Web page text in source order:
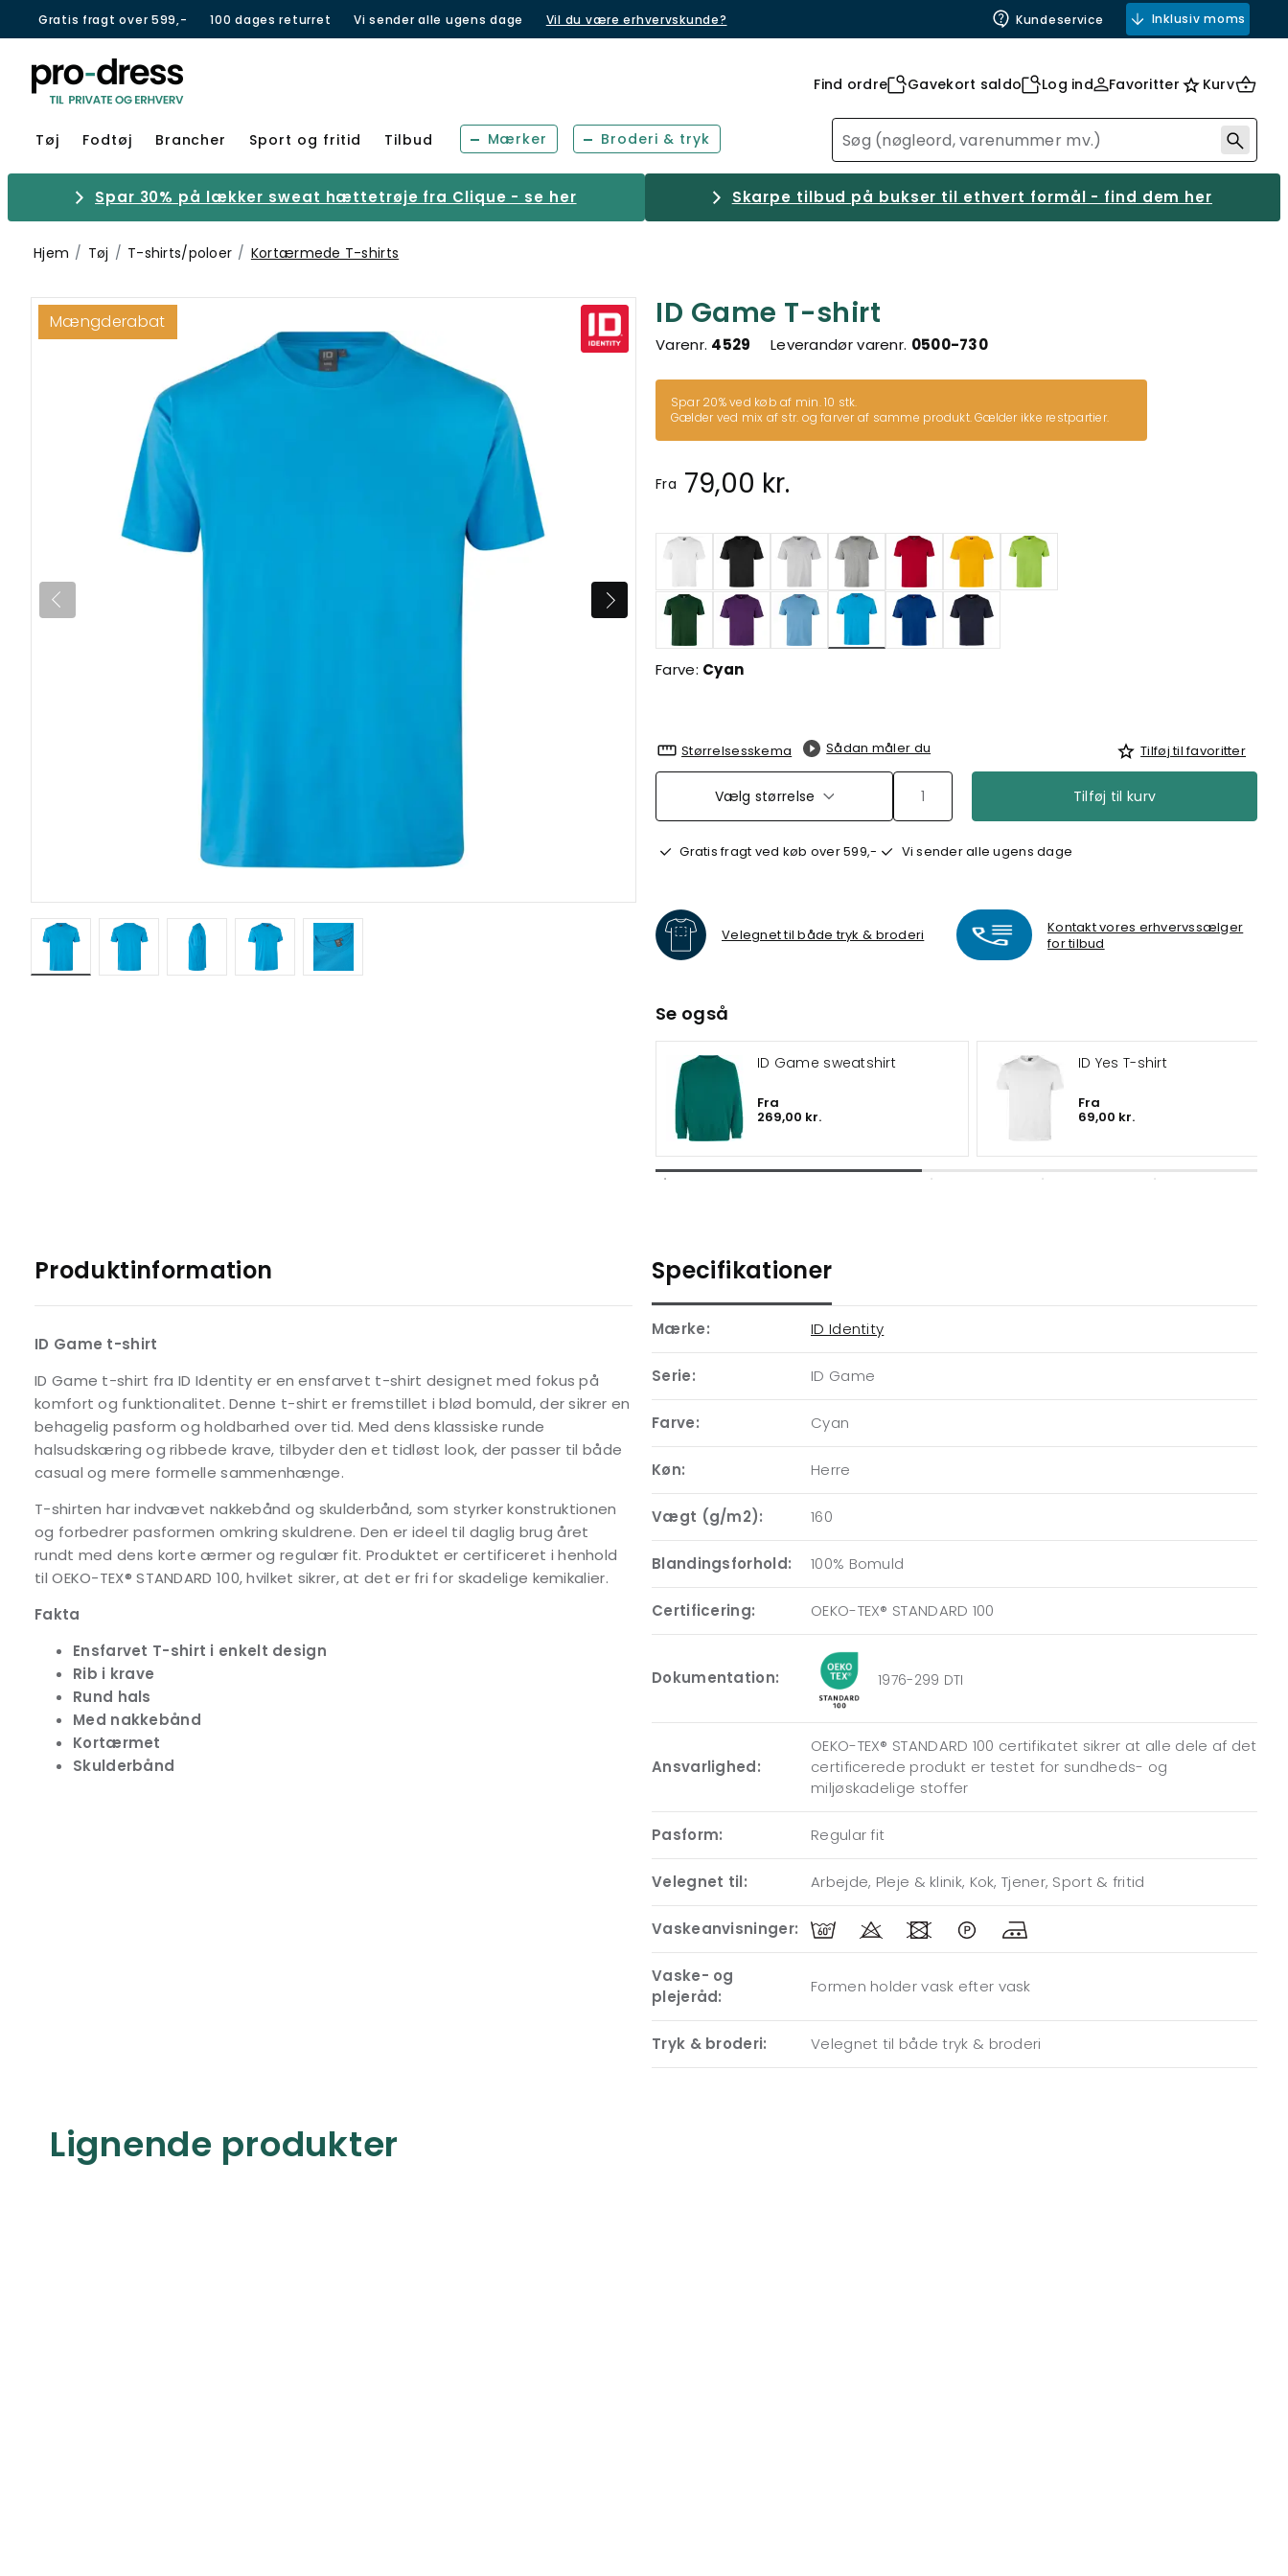
Gratis fragt over 599,- 100 dages returret Vi sender alle ugens dage Vil du være erhvervskunde? Kundeservice Inklusiv moms
Find ordre Gavekort saldo Log ind Favoritter Kurv
Tøj Fodtøj Brancher Sport og fritid Tilbud Mærker Broderi & tryk
Spar 30% på lækker sweat hættetrøje fra Clique - se her Skarpe tilbud på bukser til ethvert formål - find dem her
Hjem Tøj T-shirts/poloer Kortærmede T-shirts
Mængderabat ID Game T-shirt
Varenr. 4529 Leverandør varenr. 0500-730
Spar 20% ved køb af min. 10 stk.
Gælder ved mix af str. og farver af samme produkt. Gælder ikke restpartier.
Fra 79,00 kr.
valgte
Farve: Cyan
Størrelsesskema Sådan måler du Tilføj til favoritter
Vælg størrelse Tilføj til kurv
Gratis fragt ved køb over 599,- Vi sender alle ugens dage
Velegnet til både tryk & broderi
Kontakt vores erhvervssælger
for tilbud
Se også
ID Game sweatshirt
Fra
269,00 kr.
ID Yes T-shirt
Fra
69,00 kr.
Produktinformation
ID Game t-shirt
ID Game t-shirt fra ID Identity er en ensfarvet t-shirt designet med fokus på
komfort og funktionalitet. Denne t-shirt er fremstillet i blød bomuld, der sikrer en
behagelig pasform og holdbarhed over tid. Med dens klassiske runde
halsudskæring og ribbede krave, tilbyder den et tidløst look, der passer til både
casual og mere formelle sammenhænge.
T-shirten har indvævet nakkebånd og skulderbånd, som styrker konstruktionen
og forbedrer pasformen omkring skuldrene. Den er ideel til daglig brug året
rundt med dens korte ærmer og regulær fit. Produktet er certificeret i henhold
til OEKO-TEX® STANDARD 100, hvilket sikrer, at det er fri for skadelige kemikalier.
Fakta
Ensfarvet T-shirt i enkelt design
Rib i krave
Rund hals
Med nakkebånd
Kortærmet
Skulderbånd
Specifikationer
Mærke: ID Identity
Serie: ID Game
Farve: Cyan
Køn: Herre
Vægt (g/m2): 160
Blandingsforhold: 100% Bomuld
Certificering: OEKO-TEX® STANDARD 100
Dokumentation: 1976-299 DTI
Ansvarlighed:
OEKO-TEX® STANDARD 100 certifikatet sikrer at alle dele af det
certificerede produkt er testet for sundheds- og
miljøskadelige stoffer
Pasform: Regular fit
Velegnet til: Arbejde, Pleje & klinik, Kok, Tjener, Sport & fritid
Vaskeanvisninger:
Vaske- og
plejeråd:
Formen holder vask efter vask
Tryk & broderi: Velegnet til både tryk & broderi
Lignende produkter